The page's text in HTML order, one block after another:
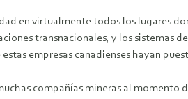
en virtualmente todos los lugares
transnacionales, y los sistemas
empresas canadienses hayan
compañías mineras al momento